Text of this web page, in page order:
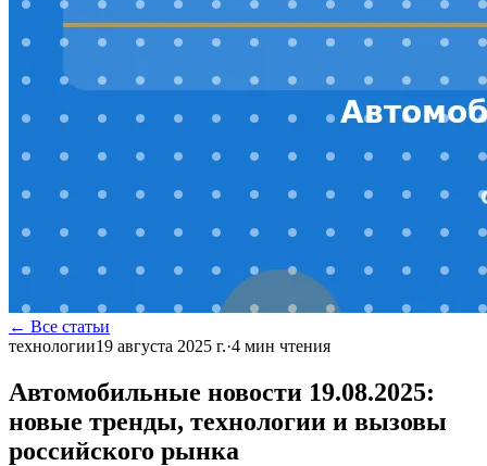
← Все статьи
технологии19 августа 2025 г.·4 мин чтения
Автомобильные новости 19.08.2025:
новые тренды, технологии и вызовы
российского рынка